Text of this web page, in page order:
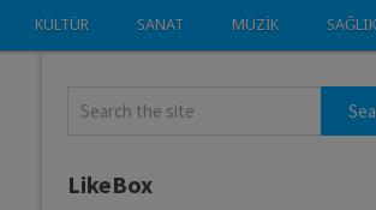
KÜLTÜR SANAT MÜZIK SAĞLIK
LikeBox